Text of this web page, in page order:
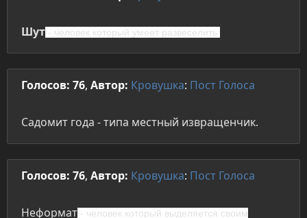
Шут - человек который умеет развеселить
Голосов: 76, Автор: Кровушка: Пост Голоса
Садомит года - типа местный извращенчик.
Голосов: 76, Автор: Кровушка: Пост Голоса
Неформат - человек который выделяется своим